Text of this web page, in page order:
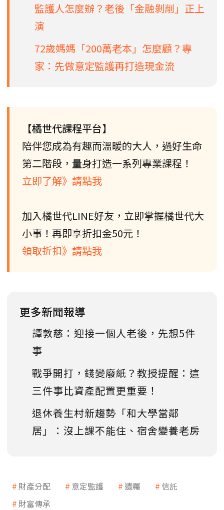
監護人怎麼辦？老後「金融剝削」正上
演
72歲媽媽「200萬老本」怎麼顧？專
家：先做意定監護再打造現金流
【橘世代課程平台】
陪伴您成為有趣而溫暖的大人，過好生命
第二階段，量身打造一系列專業課程！
立即了解》請點我
加入橘世代LINE好友，立即掌握橘世代大
小事！再即享折扣金50元！
領取折扣》請點我
更多新聞報導
譚敦慈：迎接一個人老後，先想5件
事
戰爭開打，錢變廢紙？教授提醒：這
三件事比資產配置更重要！
退休養生村新趨勢「和大學當鄰
居」：沒上課不能住、宿舍變養老房
財產分配 意定監護 遺囑
信託
財富傳承